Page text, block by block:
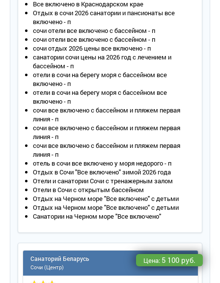
балкон.
Количество основных мест – 2.
Дополнительное место – 1-2.
Площадь – 47 кв.м в корп. 2; 78 кв.м в корп. 4-7.
Балкон – да, роскошный балкон или терраса, с мебелью,
мягкой качелей.
Мебель – одна двуспальная кровать, прикроватные
тумбочки, туалетный столик, зеркало в первой спальне, одна
двуспальная кровать, прикроватные тумбочки, туалетный
столик, зеркало во второй спальне, шкаф, стул, журнальный
столик, мягкие диваны в гостиной, комод, обеденный стол и
стулья, кухонная мебель с посудой и техникой.
Оборудование – кондиционер, телевизор, телефон,
холодильник, электрочайник и набор посуды, сейф.
Покрытие пола – ковровое покрытие.
Санузел – два санузла: умывальник, зеркало, унитаз, биде,
ванна, косметическое увеличивающее зеркало, фен,
полотенцесушитель, косметические принадлежности,
полотенца, халат, тапочки; во втором – умывальник,
зеркало, унитаз, душ с поддоном, полотенца, халат
косметические принадлежности.
Wi - Fi .
Сервис:
- уборка номера – ежедневно;
- смена полотенец – 1 раз в 3 дня.
Все включено в Краснодарском крае
Отдых в сочи 2026 санатории и пансионаты все
включено - п
сочи отели все включено с бассейном - п
сочи отели все включено с бассейном - п
сочи отдых 2026 цены все включено - п
санатории сочи цены на 2026 год с лечением и
бассейном - п
отели в сочи на берегу моря с бассейном все
включено - п
отели в сочи на берегу моря с бассейном все
включено - п
сочи все включено с бассейном и пляжем первая
линия - п
сочи все включено с бассейном и пляжем первая
линия - п
сочи все включено с бассейном и пляжем первая
линия - п
отель в сочи все включено у моря недорого - п
Отдых в Сочи "Все включено" зимой 2026 года
Отели и санатории Сочи с тренажерным залом
Отели в Сочи с открытым бассейном
Отдых на Черном море "Все включено" с детьми
Отдых на Черном море "Все включено" с детьми
Санатории на Черном море "Все включено"
Санаторий Беларусь
Сочи (Центр)
Цена: 5 100 руб.